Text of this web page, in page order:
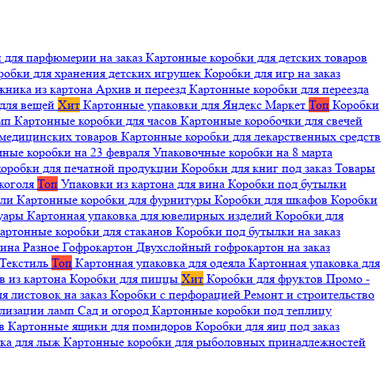
парфюмерии на заказ Картонные коробки для детских товаров
для хранения детских игрушек Коробки для игр на заказ
из картона Архив и переезд Картонные коробки для переезда
вещей Хит Картонные упаковки для Яндекс Маркет Топ Коробки
Картонные коробки для часов Картонные коробочки для свечей
товаров Картонные коробки для лекарственных средств
коробки на 23 февраля Упаковочные коробки на 8 марта
для печатной продукции Коробки для книг под заказ Товары
Топ Упаковки из картона для вина Коробки под бутылки
Картонные коробки для фурнитуры Коробки для шкафов Коробки
Картонная упаковка для ювелирных изделий Коробки для
коробки для стаканов Коробки под бутылки на заказ
Разное Гофрокартон Двухслойный гофрокартон на заказ
Текстиль Топ Картонная упаковка для одеяла Картонная упаковка для
из картона Коробки для пиццы Хит Коробки для фруктов Промо -
листовок на заказ Коробки с перфорацией Ремонт и строительство
ламп Сад и огород Картонные коробки под теплицу
Картонные ящики для помидоров Коробки для яиц под заказ
для лыж Картонные коробки для рыболовных принадлежностей